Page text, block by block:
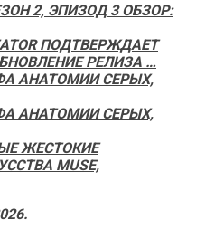
2, ЭПИЗОД 3 ОБЗОР:
ПОДТВЕРЖДАЕТ
РЕЛИЗА …
АНАТОМИИ СЕРЫХ,
АНАТОМИИ СЕРЫХ,
ЖЕСТОКИЕ
MUSE,